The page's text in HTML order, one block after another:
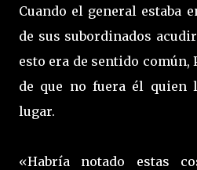
Cuando el general estaba
de sus subordinados
esto era de sentido
de que no fuera él
lugar.
«Habría notado estas